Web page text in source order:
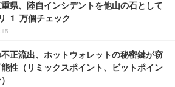
県、陸自インシデントを他山の石として
1 万個チェック
正流出、ホットウォレットの秘密鍵が窃
性（リミックスポイント、ビットポイン